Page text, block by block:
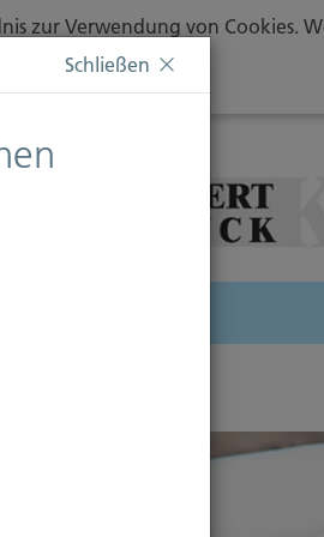
zur Verwendung von Cookies.
Schließen